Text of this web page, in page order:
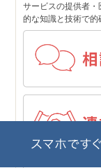
サービスの提供者
的な知識と技術で的